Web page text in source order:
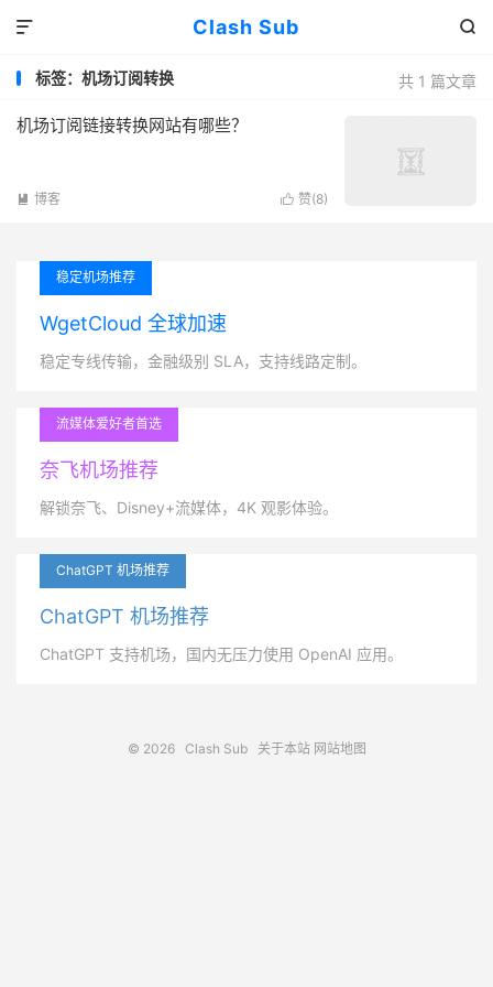
Clash Sub 

共 1 篇文章
标签：机场订阅转换
机场订阅链接转换网站有哪些？
 赞(8)
 博客
稳定机场推荐
WgetCloud 全球加速
稳定专线传输，金融级别 SLA，支持线路定制。
流媒体爱好者首选
奈飞机场推荐
解锁奈飞、Disney+流媒体，4K 观影体验。
ChatGPT 机场推荐
ChatGPT 机场推荐
ChatGPT 支持机场，国内无压力使用 OpenAI 应用。
© 2026 Clash Sub 关于本站 网站地图